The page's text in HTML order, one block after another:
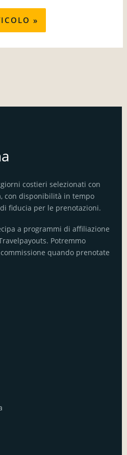
costieri selezionati con
con disponibilità in tempo
fiducia per le prenotazioni.
a programmi di affiliazione
Potremmo
quando prenotate